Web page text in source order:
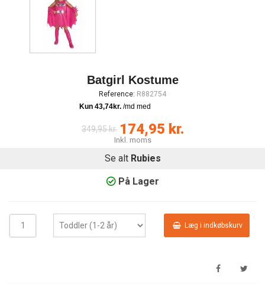
Batgirl Kostume
Reference: R882754
349,95 kr. 174,95 kr.
Inkl. moms
Se alt Rubies
På Lager
Læg i indkøbskurv